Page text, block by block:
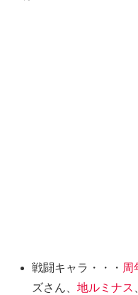
戦闘キャラ・・・ 周
ズさん、地ルミナス